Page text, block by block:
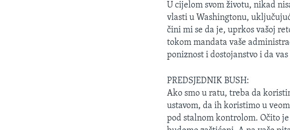
U cijelom svom životu, nikad
vlasti u Washingtonu,
čini mi se da je, uprkos vašoj
tokom mandata vaše
poniznost i dostojanstvo i da
PREDSJEDNIK BUSH:
Ako smo u ratu, treba da
ustavom, da ih koristimo u
pod stalnom kontrolom. Očito